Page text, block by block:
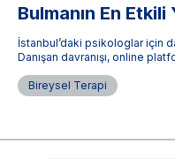
Bulmanın En Etkili
İstanbul’daki psikologlar için
Danışan davranışı, online
Bireysel Terapi